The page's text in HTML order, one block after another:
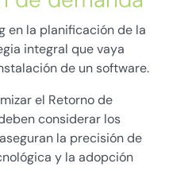
en la planificación de la
integral que vaya
de un software.
el Retorno de
considerar los
la precisión de
y la adopción